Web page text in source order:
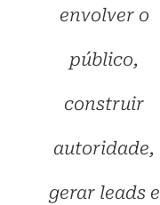
envolver o
público,
construir
autoridade,
gerar leads e